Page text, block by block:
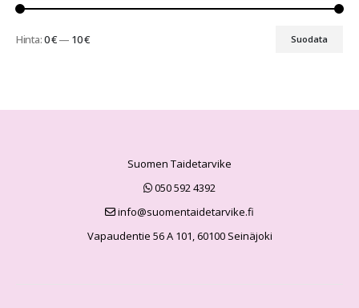
Suodata
Hinta:0 €— 10 €
Suomen Taidetarvike
050 592 4392
info@suomentaidetarvike.fi
Vapaudentie 56 A 101, 60100 Seinäjoki